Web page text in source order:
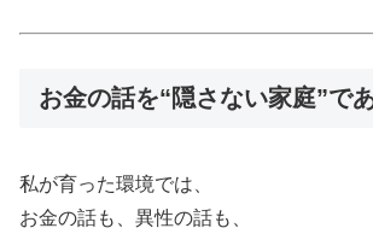
お金の話を“隠さない家庭”で
私が育った環境では、
お金の話も、異性の話も、